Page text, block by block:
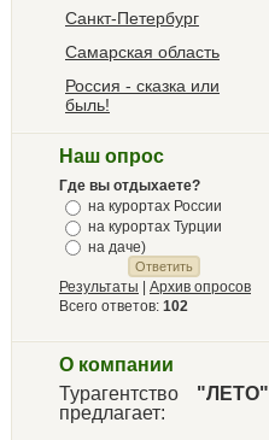
Санкт-Петербург
Самарская область
Россия - сказка или
быль!
Наш опрос
Где вы отдыхаете?
на курортах России
на курортах Турции
на даче)
Результаты
Архив опросов
Всего ответов: 102
О компании
Турагентство "ЛЕТО"
предлагает: